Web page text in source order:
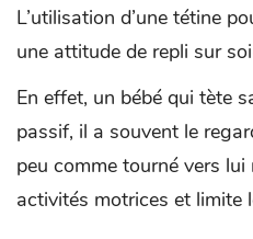
L’utilisation d’une tétine
une attitude de repli sur
En effet, un bébé qui tète
passif, il a souvent le
peu comme tourné vers
activités motrices et limite